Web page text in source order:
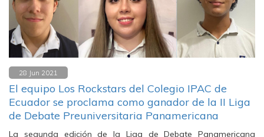
28 Jun 2021
El equipo Los Rockstars del Colegio IPAC de
Ecuador se proclama como ganador de la II Liga
de Debate Preuniversitaria Panamericana
La segunda edición de la Liga de Debate Panamericana